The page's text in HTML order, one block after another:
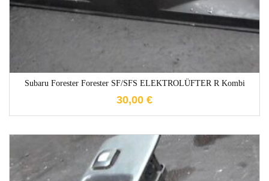
Subaru Forester Forester SF/SFS ELEKTROLÜFTER R Kombi
30,00 €